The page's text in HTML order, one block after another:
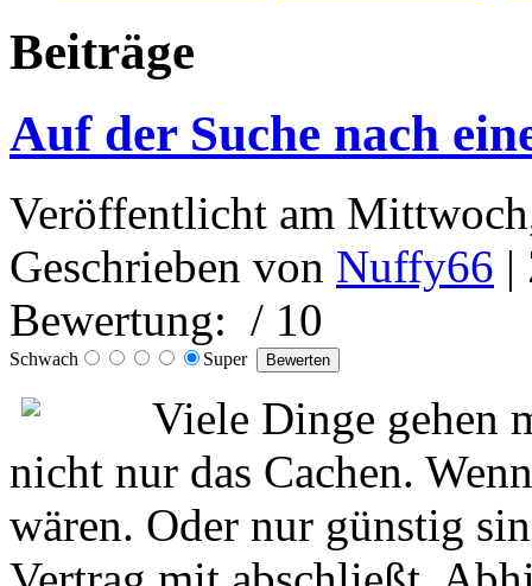
Beiträge
Auf der Suche nach
Veröffentlicht am
Geschrieben von Nuffy66 |
Bewertung: / 10
Schwach Super
Viele Dinge gehen
nicht nur das Cachen.
wären. Oder nur günstig